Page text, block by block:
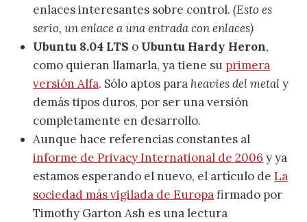
enlaces interesantes sobre control.(Esto es
serio, un enlace a una entrada con enlaces)
Ubuntu 8.04 LTS o Ubuntu Hardy Heron,
como quieran llamarla, ya tiene su primera
versión Alfa. Sólo aptos para heavies del metaly
demás tipos duros, por ser una versión
completamente en desarrollo.
Aunque hace referencias constantes al
informe de Privacy International de 2006 y ya
estamos esperando el nuevo, el artículo deLa
sociedad más vigilada de Europafirmado por
Timothy Garton Ash es una lectura